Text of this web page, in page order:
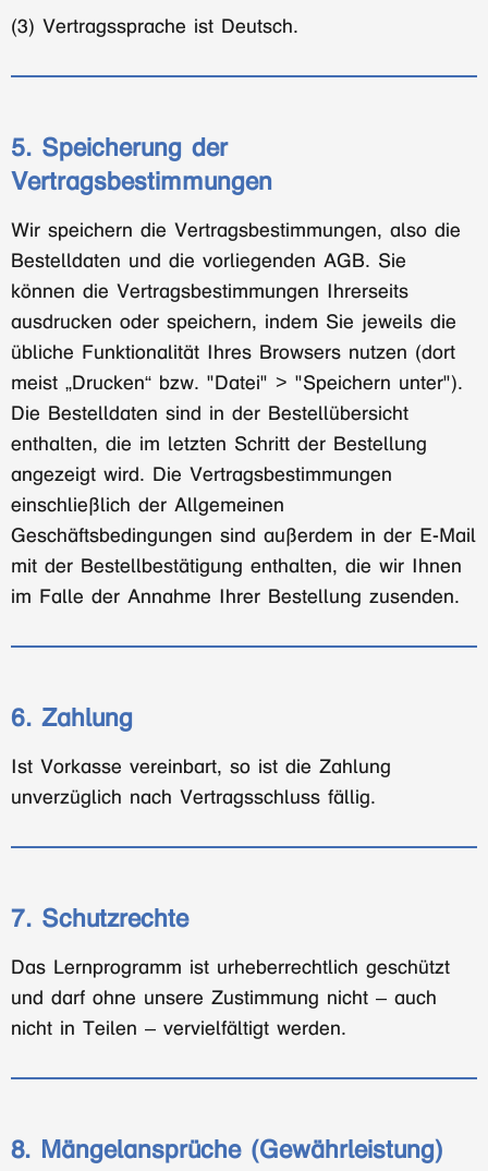
(3) Vertragssprache ist Deutsch.
5. Speicherung der
Vertragsbestimmungen
Wir speichern die Vertragsbestimmungen, also die
Bestelldaten und die vorliegenden AGB. Sie
können die Vertragsbestimmungen Ihrerseits
ausdrucken oder speichern, indem Sie jeweils die
übliche Funktionalität Ihres Browsers nutzen (dort
meist „Drucken“ bzw. "Datei" > "Speichern unter").
Die Bestelldaten sind in der Bestellübersicht
enthalten, die im letzten Schritt der Bestellung
angezeigt wird. Die Vertragsbestimmungen
einschließlich der Allgemeinen
Geschäftsbedingungen sind außerdem in der E-Mail
mit der Bestellbestätigung enthalten, die wir Ihnen
im Falle der Annahme Ihrer Bestellung zusenden.
6. Zahlung
Ist Vorkasse vereinbart, so ist die Zahlung
unverzüglich nach Vertragsschluss fällig.
7. Schutzrechte
Das Lernprogramm ist urheberrechtlich geschützt
und darf ohne unsere Zustimmung nicht – auch
nicht in Teilen – vervielfältigt werden.
8. Mängelansprüche (Gewährleistung)